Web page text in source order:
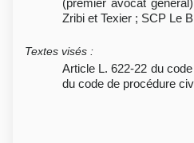
(premier avocat
Zribi et Texier ; SCP Le
Textes visés :
Article L. 622-22 du
du code de procédure